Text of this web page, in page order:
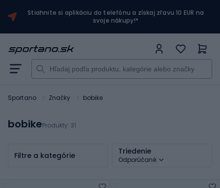
Stiahnite si aplikáciu do telefónu a získaj zľavu 10 EUR na
svoje nákupy!*
Sportano Značky bobike
bobikeProdukty: 31
Filtre a kategórie Triedenie
Odporúčané